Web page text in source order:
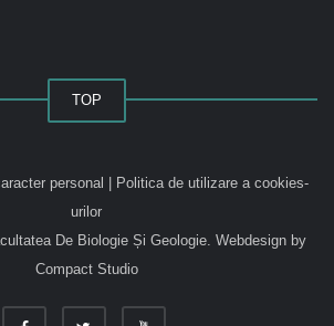
TOP
personal | Politica de utilizare a cookies-
urilor
De Biologie Și Geologie. Webdesign by
Compact Studio